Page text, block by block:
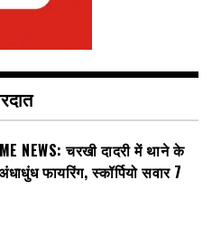
NEWS: चरखी दादरी में थाने के
फायरिंग, स्कॉर्पियो सवार 7